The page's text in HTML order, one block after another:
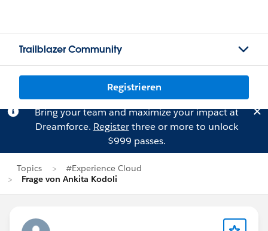
Trailblazer Community
Registrieren
Bring your team and maximize your impact at
Dreamforce. Registerthree or more to unlock
$999 passes.
Topics
#Experience Cloud
Frage von Ankita Kodoli